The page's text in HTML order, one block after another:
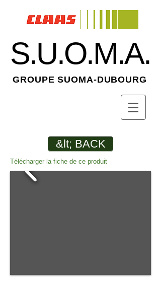
S.U.O.M.A.
GROUPE SUOMA-DUBOURG
&lt; BACK
Télécharger la fiche de ce produit